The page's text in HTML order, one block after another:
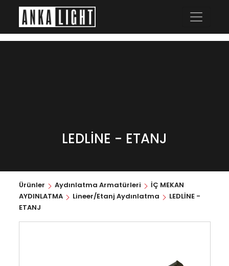
LEDLİNE - ETANJ
Ürünler Aydınlatma Armatürleri
İÇ MEKAN
AYDINLATMA
Lineer/Etanj Aydınlatma
LEDLİNE -
ETANJ